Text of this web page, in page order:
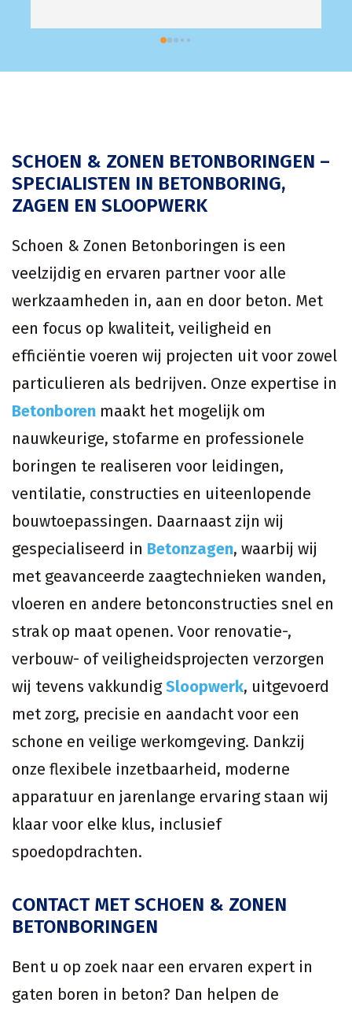
SCHOEN & ZONEN BETONBORINGEN –
SPECIALISTEN IN BETONBORING,
ZAGEN EN SLOOPWERK
Schoen & Zonen Betonboringen is een
veelzijdig en ervaren partner voor alle
werkzaamheden in, aan en door beton. Met
een focus op kwaliteit, veiligheid en
efficiëntie voeren wij projecten uit voor zowel
particulieren als bedrijven. Onze expertise in
Betonboren maakt het mogelijk om
nauwkeurige, stofarme en professionele
boringen te realiseren voor leidingen,
ventilatie, constructies en uiteenlopende
bouwtoepassingen. Daarnaast zijn wij
gespecialiseerd in Betonzagen, waarbij wij
met geavanceerde zaagtechnieken wanden,
vloeren en andere betonconstructies snel en
strak op maat openen. Voor renovatie-,
verbouw- of veiligheidsprojecten verzorgen
wij tevens vakkundigSloopwerk, uitgevoerd
met zorg, precisie en aandacht voor een
schone en veilige werkomgeving. Dankzij
onze flexibele inzetbaarheid, moderne
apparatuur en jarenlange ervaring staan wij
klaar voor elke klus, inclusief
spoedopdrachten.
CONTACT MET SCHOEN & ZONEN
BETONBORINGEN
Bent u op zoek naar een ervaren expert in
gaten boren in beton? Dan helpen de